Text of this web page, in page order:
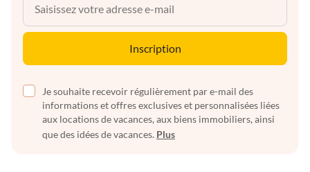
Inscription
Je souhaite recevoir régulièrement par e-mail des
informations et offres exclusives et personnalisées liées
aux locations de vacances, aux biens immobiliers, ainsi
que des idées de vacances. Plus